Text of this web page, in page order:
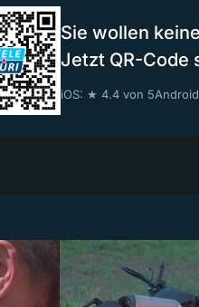
Sie wollen
Jetzt QR-Code
iOS: ★ 4.4 von 5